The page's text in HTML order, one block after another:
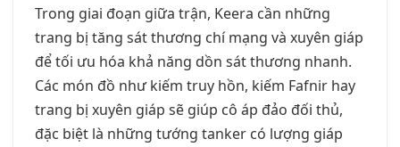
Trong giai đoạn giữa trận, Keera cần những
trang bị tăng sát thương chí mạng và xuyên giáp
để tối ưu hóa khả năng dồn sát thương nhanh.
Các món đồ như kiếm truy hồn, kiếm Fafnir hay
trang bị xuyên giáp sẽ giúp cô áp đảo đối thủ,
đặc biệt là những tướng tanker có lượng giáp